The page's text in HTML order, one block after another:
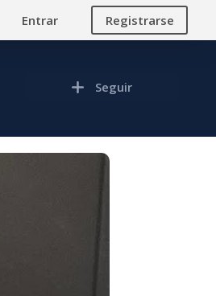
Entrar Registrarse
Seguir